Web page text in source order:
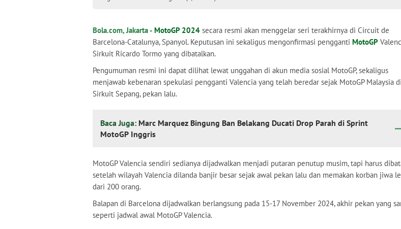
Bola.com, Jakarta - MotoGP 2024 secara resmi akan menggelar seri terakhirnya di Circuit de
Barcelona-Catalunya, Spanyol. Keputusan ini sekaligus mengonfirmasi pengganti MotoGP
Sirkuit Ricardo Tormo yang dibatalkan.
Pengumuman resmi ini dapat dilihat lewat unggahan di akun media sosial MotoGP, sekaligus
menjawab kebenaran spekulasi pengganti Valencia yang telah beredar sejak MotoGP Malaysia di
Sirkuit Sepang, pekan lalu.
Baca Juga: Marc Marquez Bingung Ban Belakang Ducati Drop Parah di Sprint
MotoGP Inggris
MotoGP Valencia sendiri sedianya dijadwalkan menjadi putaran penutup musim, tapi harus
setelah wilayah Valencia dilanda banjir besar sejak awal pekan lalu dan memakan korban jiwa
dari 200 orang.
Balapan di Barcelona dijadwalkan berlangsung pada 15-17 November 2024, akhir pekan yang
seperti jadwal awal MotoGP Valencia.